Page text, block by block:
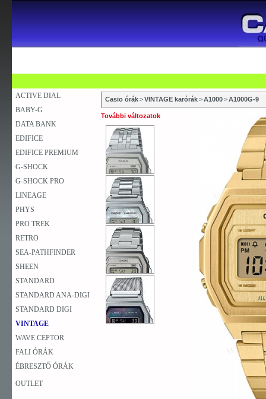
ACTIVE DIAL
BABY-G
DATA BANK
EDIFICE
EDIFICE PREMIUM
G-SHOCK
G-SHOCK PRO
LINEAGE
PHYS
PRO TREK
RETRO
SEA-PATHFINDER
SHEEN
STANDARD
STANDARD ANA-DIGI
STANDARD DIGI
VINTAGE
WAVE CEPTOR
FALI ÓRÁK
ÉBRESZTŐ ÓRÁK
OUTLET
Casio órák>VINTAGE karórák>A1000>A1000G-9
További változatok